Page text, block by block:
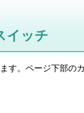
イッチ
す。ページ下部